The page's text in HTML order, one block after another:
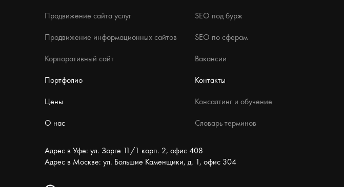
Продвижение сайта услуг
Продвижение информационных сайтов
SEO под бурж
SEO по сферам
Корпоративный сайт
Портфолио
Цены
О нас
Вакансии
Контакты
Консалтинг и обучение
Словарь терминов
Адрес в Уфе: ул. Зорге 11/1 корп. 2, офис 408
Адрес в Москве: ул. Большие Каменщики, д. 1, офис 304